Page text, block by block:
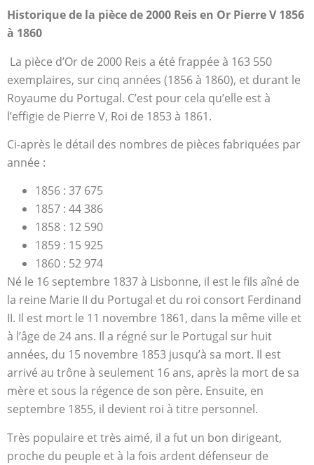
Historique de la pièce de 2000 Reis en Or Pierre V 1856
à 1860
La pièce d’Or de 2000 Reis a été frappée à 163 550
exemplaires, sur cinq années (1856 à 1860), et durant le
Royaume du Portugal. C’est pour cela qu’elle est à
l’effigie de Pierre V, Roi de 1853 à 1861.
Ci-après le détail des nombres de pièces fabriquées par
année :
1856 : 37 675
1857 : 44 386
1858 : 12 590
1859 : 15 925
1860 : 52 974
Né le 16 septembre 1837 à Lisbonne, il est le fils aîné de
la reine Marie II du Portugal et du roi consort Ferdinand
II. Il est mort le 11 novembre 1861, dans la même ville et
à l’âge de 24 ans. Il a régné sur le Portugal sur huit
années, du 15 novembre 1853 jusqu’à sa mort. Il est
arrivé au trône à seulement 16 ans, après la mort de sa
mère et sous la régence de son père. Ensuite, en
septembre 1855, il devient roi à titre personnel.
Très populaire et très aimé, il a fut un bon dirigeant,
proche du peuple et à la fois ardent défenseur de